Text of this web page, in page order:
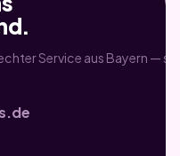
Service aus Bayern —